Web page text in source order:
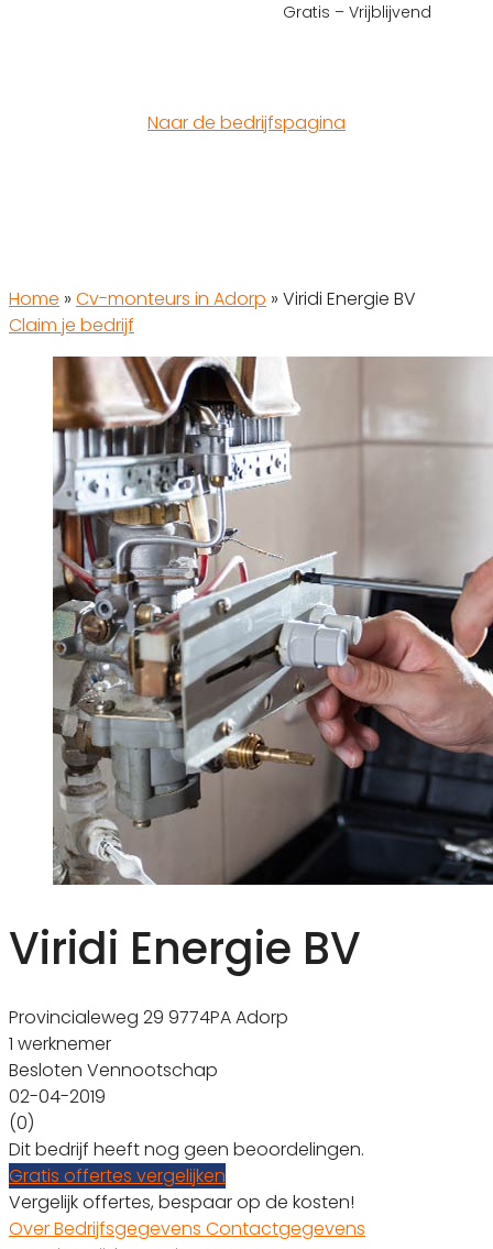
Gratis – Vrijblijvend
Naar de bedrijfspagina
Home » Cv-monteurs in Adorp » Viridi Energie BV
Claim je bedrijf
Viridi Energie BV
Provincialeweg 29 9774PA Adorp
1 werknemer
Besloten Vennootschap
02-04-2019
(0)
Dit bedrijf heeft nog geen beoordelingen.
Gratis offertes vergelijken
Vergelijk offertes, bespaar op de kosten!
OverBedrijfsgegevens Contactgegevens